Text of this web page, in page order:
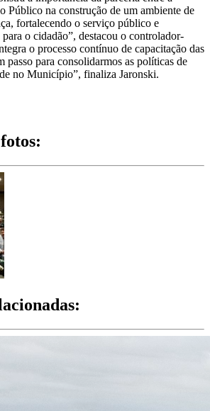
Público na construção de um ambiente de
fortalecendo o serviço público e
o cidadão”, destacou o controlador-
o processo contínuo de capacitação das
passo para consolidarmos as políticas de
no Município”, finaliza Jaronski.